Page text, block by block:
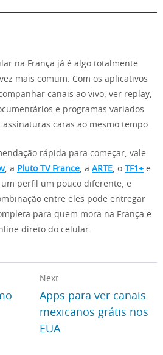
na França já é algo totalmente
mais comum. Com os aplicativos
canais ao vivo, ver replay,
e programas variados
caras ao mesmo tempo.
rápida para começar, vale
, a Pluto TV France, a ARTE, o TF1+ e
um perfil um pouco diferente, e
entre eles pode entregar
para quem mora na França e
direto do celular.
Next
Apps para ver canais
mexicanos grátis nos
EUA